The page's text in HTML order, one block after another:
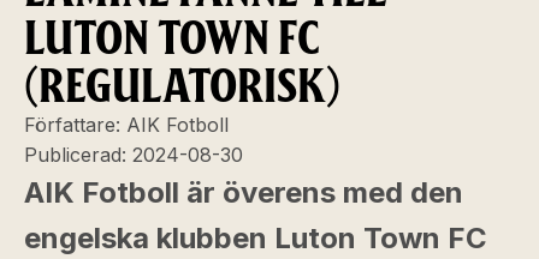
LUTON TOWN FC
(REGULATORISK)
Författare: AIK Fotboll
Publicerad: 2024-08-30
AIK Fotboll är överens med den
engelska klubben Luton Town FC